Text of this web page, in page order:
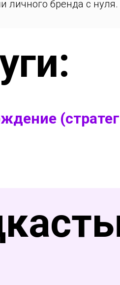
личного бренда с нуля.